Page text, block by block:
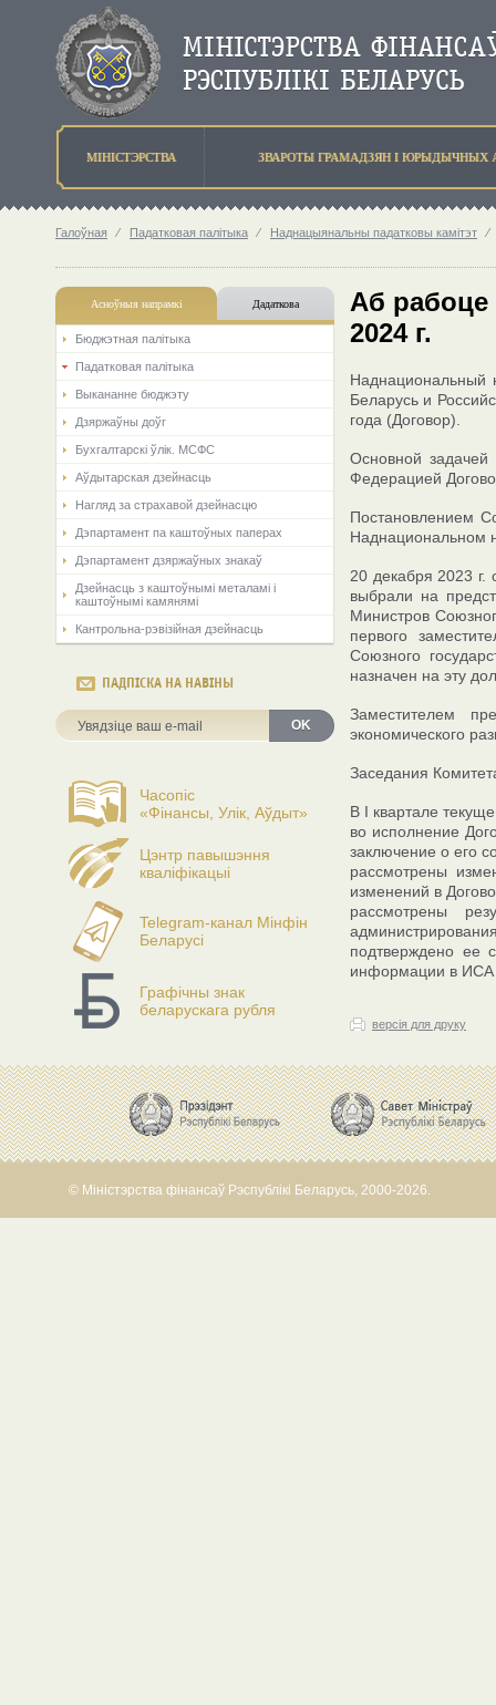
МIНIСТЭРСТВА ЗВАРОТЫ ГРАМАДЗЯН I ЮРЫДЫЧНЫХ
Галоўная ⁄ Падатковая палітыка ⁄ Наднацыянальны падатковы камiтэт ⁄
Асноўныя напрамкi Дадаткова
Бюджэтная палiтыка
Падатковая палітыка
Выкананне бюджэту
Дзяржаўны доўг
Бухгалтарскі ўлік. МСФС
Аўдытарская дзейнасць
Нагляд за страхавой дзейнасцю
Дэпартамент па каштоўных паперах
Дэпартамент дзяржаўных знакаў
Дзейнасць з каштоўнымі металамі і
каштоўнымі камянямі
Кантрольна-рэвізійная дзейнасць
ПАДПІСКА НА НАВІНЫ
OK
Часопіс
«Фінансы, Улік, Аўдыт»
Цэнтр павышэння
кваліфікацыі
Telegram-канал Мінфін
Беларусі
Графічны знак
беларускага рубля
Аб рабоце
2024 г.
Наднациональный
Беларусь и
года (Договор).
Основной задачей
Федерацией
Постановлением
Наднациональном
20 декабря 2023 г.
выбрали на
Министров
первого
Союзного
назначен на эту
Заместителем
экономического
Заседания
В I квартале
во исполнение
заключение о его
рассмотрены
изменений в
рассмотрены
подтверждено ее
информации в ИСА
версія для друку
© Міністэрства фінансаў Рэспублікі Беларусь, 2000-2026.